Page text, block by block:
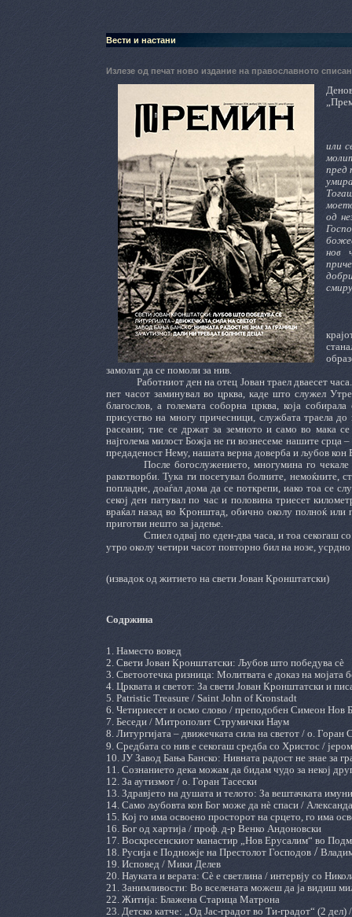
Вести и настани
Излезе од печат ново издание на православното
или
пред
од
нов
замолат да се помоли за нив.
Работниот ден на отец Јован траел дваесет
пет часот заминувал во црква, каде што служел
благослов, а големата соборна црква, која
присуство на многу причесници, службата траела
расеани; тие се држат за земното и само во мака
најголема милост Божја не ги вознесеме нашите срца
предаденост Нему, нашата верна доверба и љубов кон
После богослужението, многумина го
ракотворби. Тука ги посетувал болните, немоќните,
попладне, доаѓал дома да се поткрепи, иако тоа се
секој ден патувал по час и половина триесет
враќал назад во Кронштад, обично околу полноќ или
приготви нешто за јадење.
Спиел одвај по еден-два часа, и тоа секогаш
утро околу четири часот повторно бил на нозе, усрдно
(извадок од житието на свети Јован Кронштатски)
Содржина
1. Наместо вовед
2. Свети Јован Кронштатски: Љубов што победува сѐ
3. Светоотечка ризница: Молитвата е доказ на мојата
4. Црквата и светот: За свети Јован Кронштатски и
5. Patristic Treasure / Saint John of Kronstadt
6. Четириесет и осмо слово / преподобен Симеон Нов
7. Беседи / Митрополит Струмички Наум
8. Литургијата – движечката сила на светот / о. Горан
9. Средбата со нив е секогаш средба со Христос /
10. ЈУ Завод Бања Банско: Нивната радост не знае за
11. Сознанието дека можам да бидам чудо за некој
12. За аутизмот / о. Горан Тасески
13. Здравјето на душата и телото: За вештачката
14. Само љубовта кон Бог може да нѐ спаси /
15. Кој го има освоено просторот на срцето, го има
16. Бог од хартија / проф. д-р Венко Андоновски
17. Воскресенскиот манастир „Нов Ерусалим“ во
18. Русија е Подножје на Престолот Господов /
19. Исповед / Мики Делев
20. Науката и верата: Сѐ е светлина / интервју со
21. Занимливости: Во вселената можеш да ја видиш
22. Житија: Блажена Старица Матрона
23. Детско катче: „Од Јас-градот во Ти-градот“ (2